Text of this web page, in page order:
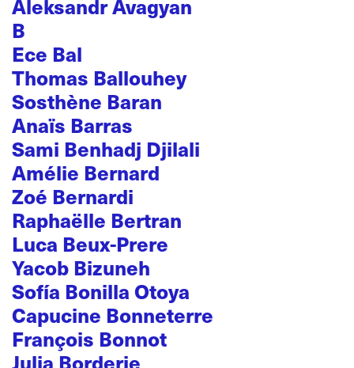
Aleksandr Avagyan
B
Ece Bal
Thomas Ballouhey
Sosthène Baran
Anaïs Barras
Sami Benhadj Djilali
Amélie Bernard
Zoé Bernardi
Raphaëlle Bertran
Luca Beux-Prere
Yacob Bizuneh
Sofía Bonilla Otoya
Capucine Bonneterre
François Bonnot
Julia Borderie